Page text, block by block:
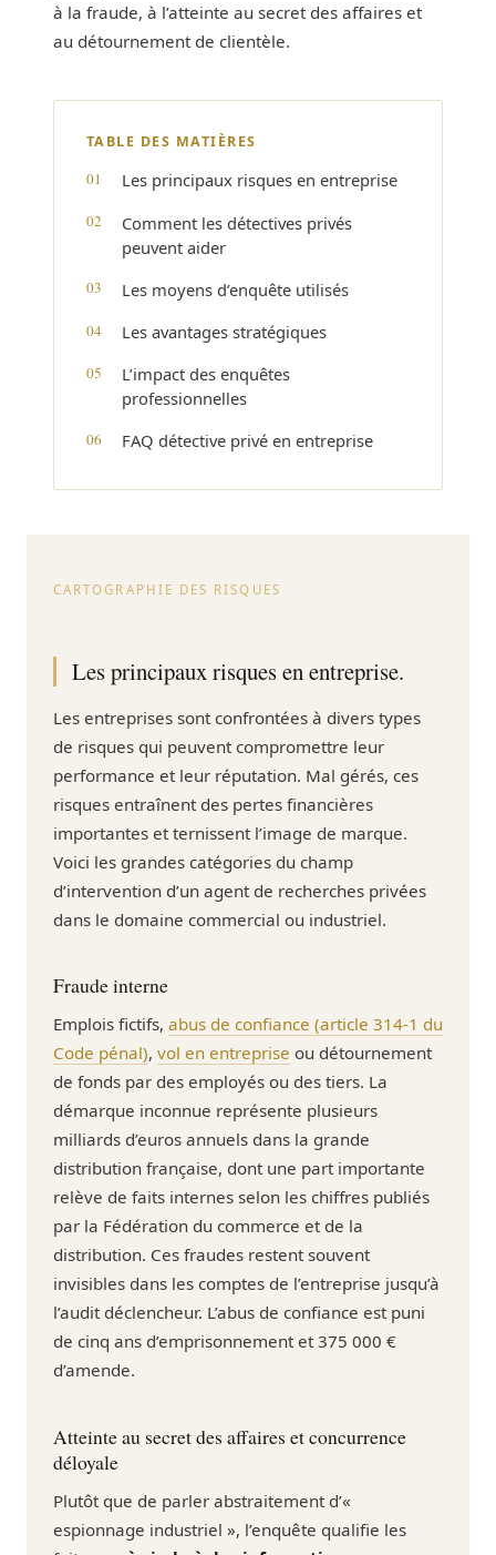
à la fraude, à l’atteinte au secret des affaires et
au détournement de clientèle.
TABLE DES MATIÈRES
Les principaux risques en entreprise
Comment les détectives privés
peuvent aider
Les moyens d’enquête utilisés
Les avantages stratégiques
L’impact des enquêtes
professionnelles
FAQ détective privé en entreprise
CARTOGRAPHIE DES RISQUES
Les principaux risques en entreprise.
Les entreprises sont confrontées à divers types
de risques qui peuvent compromettre leur
performance et leur réputation. Mal gérés, ces
risques entraînent des pertes financières
importantes et ternissent l’image de marque.
Voici les grandes catégories du champ
d’intervention d’un agent de recherches privées
dans le domaine commercial ou industriel.
Fraude interne
Emplois fictifs, abus de confiance (article 314-1 du
Code pénal), vol en entreprise ou détournement
de fonds par des employés ou des tiers. La
démarque inconnue représente plusieurs
milliards d’euros annuels dans la grande
distribution française, dont une part importante
relève de faits internes selon les chiffres publiés
par la Fédération du commerce et de la
distribution. Ces fraudes restent souvent
invisibles dans les comptes de l’entreprise jusqu’à
l’audit déclencheur. L’abus de confiance est puni
de cinq ans d’emprisonnement et 375 000 €
d’amende.
Atteinte au secret des affaires et concurrence
déloyale
Plutôt que de parler abstraitement d’«
espionnage industriel », l’enquête qualifie les